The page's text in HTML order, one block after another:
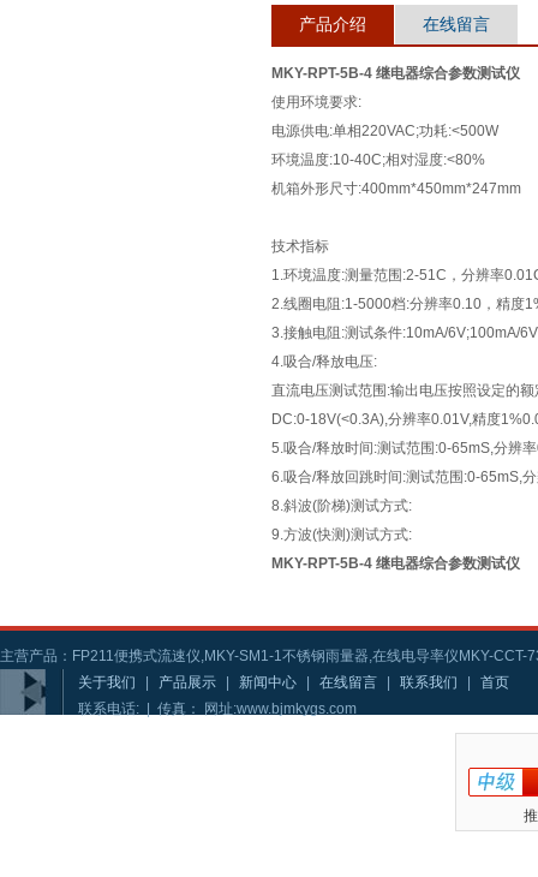
产品介绍 在线留言
MKY-RPT-5B-4 继电器综合参数测试仪
使用环境要求:
电源供电:单相220VAC;功耗:<500W
环境温度:10-40C;相对湿度:<80%
机箱外形尺寸:400mm*450mm*247mm
技术指标
1.环境温度:测量范围:2-51C，分辨率
2.线圈电阻:1-5000档:分辨率0.10，精度
3.接触电阻:测试条件:10mA/6V;100mA/
4.吸合/释放电压:
直流电压测试范围:输出电压按照设定的
DC:0-18V(<0.3A),分辨率0.01V,精度
5.吸合/释放时间:测试范围:0-65mS,分辨
6.吸合/释放回跳时间:测试范围:0-65mS,
8.斜波(阶梯)测试方式:
9.方波(快测)测试方式:
MKY-RPT-5B-4 继电器综合参数测试仪
主营产品：FP211便携式流速仪,MKY-SM1-1不锈钢雨量器,在线电导率仪MKY-CCT-
关于我们
产品展示 新闻中心 在线留言 联系我们
首页
联系电话: | 传真： 网址:www.bjmkygs.com